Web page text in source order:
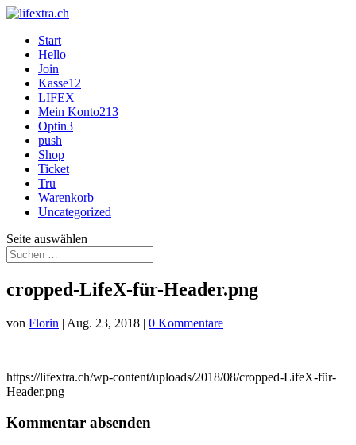
Start
Hello
Join
Kasse12
LIFEX
Mein Konto213
Optin3
push
Shop
Ticket
Tru
Warenkorb
Uncategorized
Seite auswählen
cropped-LifeX-für-Header.png
von Florin | Aug. 23, 2018 | 0 Kommentare
https://lifextra.ch/wp-content/uploads/2018/08/cropped-LifeX-für-
Header.png
Kommentar absenden